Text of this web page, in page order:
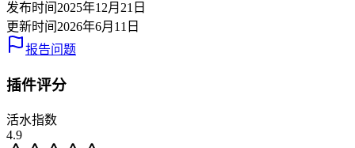
发布时间 2025年12月21日
更新时间 2026年6月11日
报告问题
插件评分
活水指数
4.9